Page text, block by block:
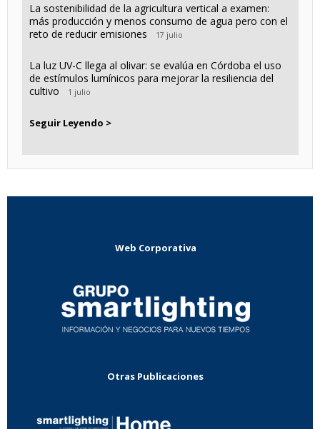
La sostenibilidad de la agricultura vertical a examen:
más producción y menos consumo de agua pero con el
reto de reducir emisiones
17 julio
La luz UV-C llega al olivar: se evalúa en Córdoba el uso
de estímulos lumínicos para mejorar la resiliencia del
cultivo
1 julio
Seguir Leyendo >
Web Corporativa
Otras Publicaciones